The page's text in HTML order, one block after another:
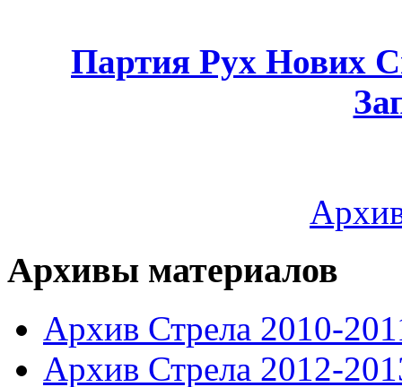
Партия Рух Нових
Архивы материалов
Архив Стрела 2010-
Архив Стрела 2012-